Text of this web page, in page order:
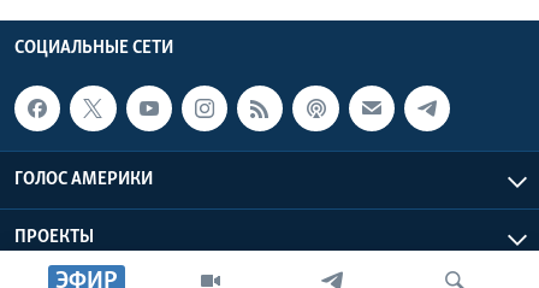
ЭФИР
СОЦИАЛЬНЫЕ СЕТИ
ГОЛОС АМЕРИКИ
ПРОЕКТЫ